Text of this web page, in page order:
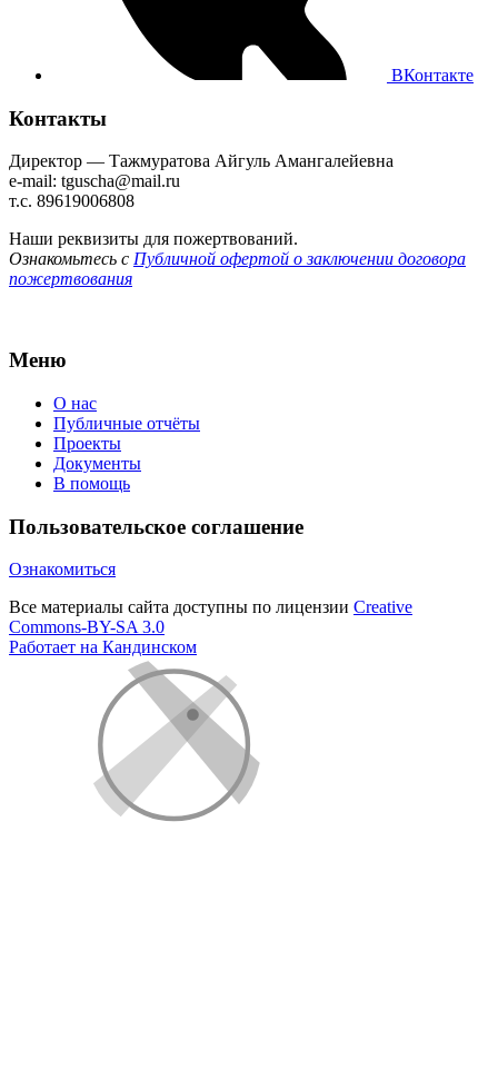
ВКонтакте
Контакты
Директор — Тажмуратова Айгуль Амангалейевна
e-mail: tguscha@mail.ru
т.с. 89619006808
Наши реквизиты для пожертвований.
Ознакомьтесь с Публичной офертой о заключении договора
пожертвования
Меню
О нас
Публичные отчёты
Проекты
Документы
В помощь
Пользовательское соглашение
Ознакомиться
Все материалы сайта доступны по лицензии Creative
Commons-BY-SA 3.0
Работает на Кандинском